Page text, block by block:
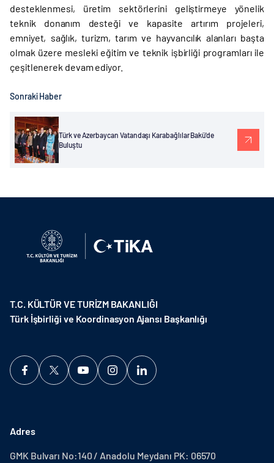
desteklenmesi, üretim sektörlerini geliştirmeye yönelik
teknik donanım desteği ve kapasite artırım projeleri,
emniyet, sağlık, turizm, tarım ve hayvancılık alanları başta
olmak üzere mesleki eğitim ve teknik işbirliği programları ile
çeşitlenerek devam ediyor.
Sonraki Haber
Türk ve Azerbaycan Vatandaşı Karabağlılar Bakü'de
Buluştu
T.C. KÜLTÜR VE TURİZM BAKANLIĞI
Türk İşbirliği ve Koordinasyon Ajansı Başkanlığı
Adres
GMK Bulvarı No:140 / Anadolu Meydanı PK: 06570